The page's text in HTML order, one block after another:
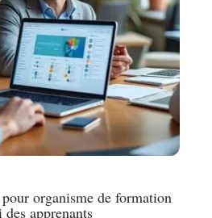
organisme de formation
apprenants